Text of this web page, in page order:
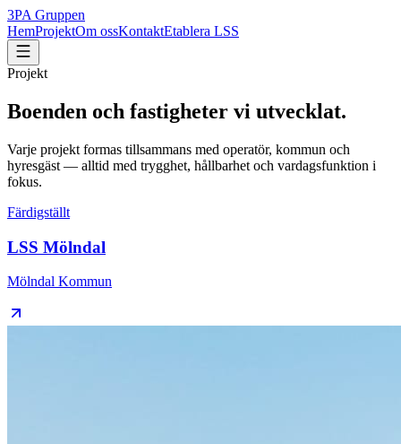
3PA Gruppen
HemProjektOm ossKontaktEtablera LSS
Projekt
Boenden och fastigheter vi utvecklat.
Varje projekt formas tillsammans med operatör, kommun och
hyresgäst — alltid med trygghet, hållbarhet och vardagsfunktion i
fokus.
Färdigställt
LSS Mölndal
Mölndal Kommun